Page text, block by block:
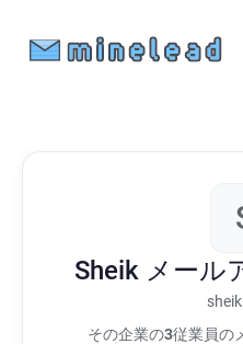
Sheik メール
その企業の3従業員の